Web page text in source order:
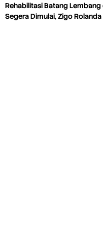
Rehabilitasi Batang
Segera Dimulai, Zigo